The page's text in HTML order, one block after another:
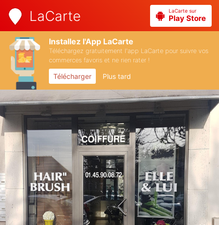
LaCarte LaCarte sur
Play Store
Installez l'App LaCarte
Téléchargez gratuitement l'app LaCarte pour suivre vos
commerces favoris et ne rien rater !
Télécharger Plus tard